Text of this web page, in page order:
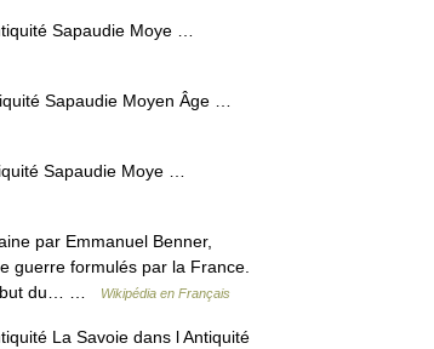
Sapaudie Moye …
Sapaudie Moyen Âge …
Sapaudie Moye …
par Emmanuel Benner,
guerre formulés par la France.
du… …
Wikipédia en Français
La Savoie dans l Antiquité